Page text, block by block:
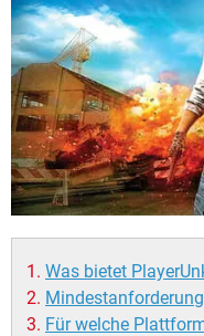
Was bietet
Für welche